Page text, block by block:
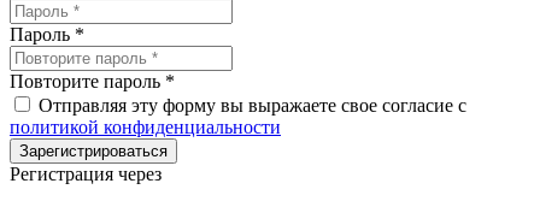
Пароль *
Повторите пароль *
Отправляя эту форму вы выражаете свое согласие с
политикой конфиденциальности
Зарегистрироваться
Регистрация через